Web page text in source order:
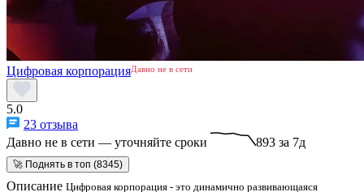
Цифровая корпорацияДавно не в сети
5.0
23 отзыва
Давно не в сети — уточняйте сроки
893 за 7д
🚀 Поднять в топ (8345)
Описание Цифровая корпорация - это динамично развивающаяся